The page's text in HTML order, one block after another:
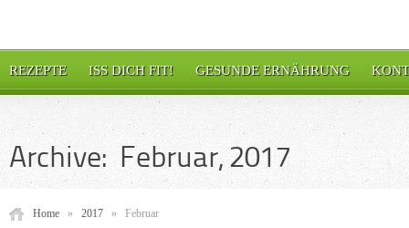
REZEPTE ISS DICH FIT! GESUNDE ERNÄHRUNG
Archive: Februar, 2017
Home » 2017 » Februar